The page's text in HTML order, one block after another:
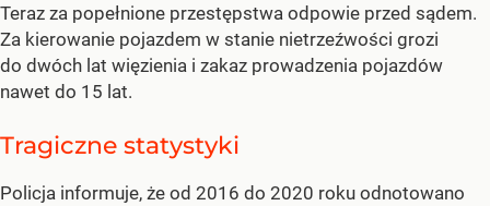
Teraz za popełnione przestępstwa odpowie przed sądem.
Za kierowanie pojazdem w stanie nietrzeźwości grozi
do dwóch lat więzienia i zakaz prowadzenia pojazdów
nawet do 15 lat.
Tragiczne statystyki
Policja informuje, że od 2016 do 2020 roku odnotowano